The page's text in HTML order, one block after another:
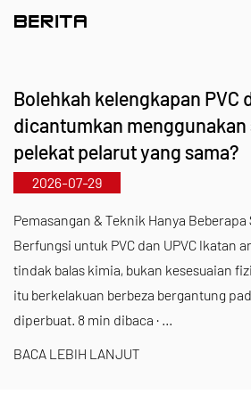
menangani jurang pasaran dan
Mengikuti Rentak Masa," Kaixin
hampir RMB 10 juta setiap tahun
memastikan kualiti produk yang
pembuatan automatik yang
penyumberan ketat bahan mentah
Sejajar dengan strategi
antarabangsa kami, kami
aliran pasaran global dan
digital untuk membawa produk
berkualiti tinggi kepada pelanggan
BERITA
Bolehkah kelengkapan PVC
dicantumkan menggunakan
pelekat pelarut yang sama?
2026-07-29
Pemasangan & Teknik Hanya
Berfungsi untuk PVC dan UPVC Ikatan
tindak balas kimia, bukan kesesuaian
itu berkelakuan berbeza bergantung
diperbuat. 8 min dibaca · ...
BACA LEBIH LANJUT